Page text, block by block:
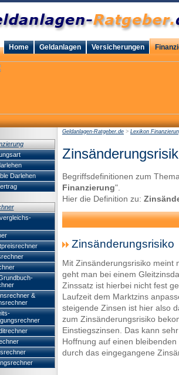
Home Geldanlagen Versicherungen
Darlehen
&
Geldanlagen-Ratgeber.de > Lexikon
Begriffsdefinitionen zum
Finanzierung".
Hier die Definition zu:
Zinsänderungsrisiko
Mit Zinsänderungsrisiko meint
geht man bei einem
Zinssatz ist hierbei nicht fest
Laufzeit dem Marktzins
steigende Zinsen ist hier also
zum Zinsänderungsrisiko
Einstiegszinsen. Das kann
Hoffnung auf einen
durch das eingegangene